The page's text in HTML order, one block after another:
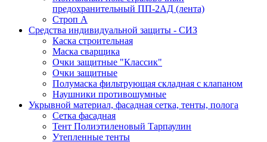
предохранительный ПП-2АД (лента)
Строп А
Средства индивидуальной защиты - СИЗ
Каска строительная
Маска сварщика
Очки защитные "Классик"
Очки защитные
Полумаска фильтрующая складная с клапаном
Наушники противошумные
Укрывной материал, фасадная сетка, тенты, полога
Сетка фасадная
Тент Полиэтиленовый Тарпаулин
Утепленные тенты